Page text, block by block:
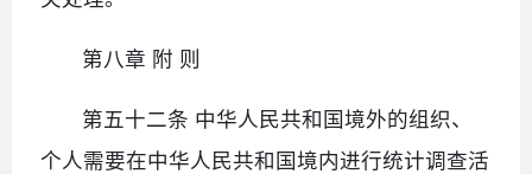
第八章 附 则
第五十二条 中华人民共和国境外的组织、
个人需要在中华人民共和国境内进行统计调查活